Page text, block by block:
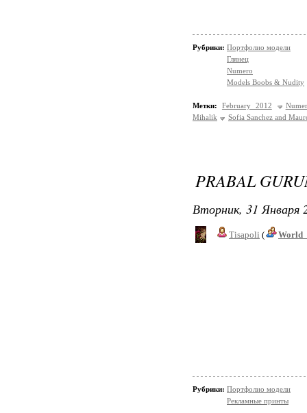
Рубрики: Портфолио модели
Глянец
Numero
Models Boobs & Nudity
Метки: February 2012
Mihalik
Sofia Sanchez and
PRABAL
Вторник, 31 Января
Tisapoli (
Рубрики: Портфолио модели
Рекламные принты